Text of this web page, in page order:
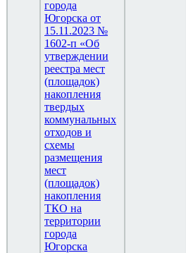
города
Югорска от
15.11.2023 №
1602-п «Об
утверждении
реестра мест
(площадок)
накопления
твердых
коммунальных
отходов и
схемы
размещения
мест
(площадок)
накопления
ТКО на
территории
города
Югорска